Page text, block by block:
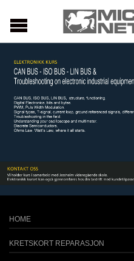
HOME
KRETSKORT REPARASJON